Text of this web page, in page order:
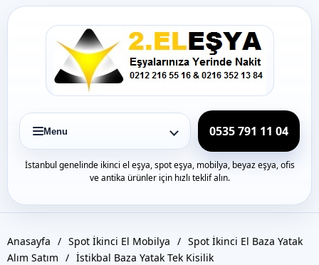
Icerige
Menu 0535 791 11 04
İstanbul genelinde ikinci el eşya, spot eşya, mobilya, beyaz eşya, ofis
ve antika ürünler için hızlı teklif alın.
Anasayfa / Spot İkinci El Mobilya / Spot İkinci El Baza Yatak
Alım Satım / İstikbal Baza Yatak Tek Kisilik